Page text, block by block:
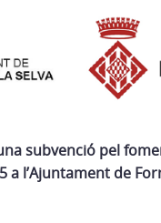
subvenció pel
a l’Ajuntament de